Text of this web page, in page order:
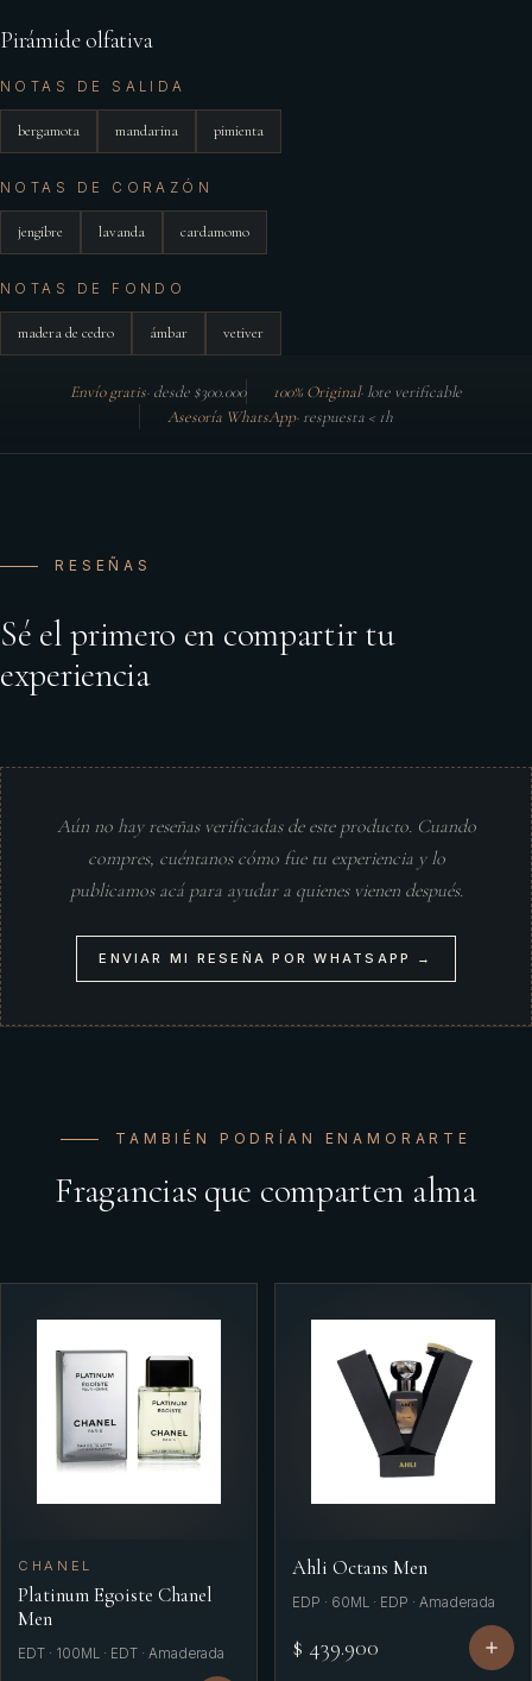
Pirámide olfativa
NOTAS DE SALIDA
bergamota mandarina pimienta
NOTAS DE CORAZÓN
jengibre lavanda cardamomo
NOTAS DE FONDO
madera de cedro ámbar vetiver
Envío gratis· desde $300.000 100% Original· lote verificable
Asesoría WhatsApp· respuesta < 1h
RESEÑAS
Sé el primero en compartir tu
experiencia
Aún no hay reseñas verificadas de este producto. Cuando
compres, cuéntanos cómo fue tu experiencia y lo
publicamos acá para ayudar a quienes vienen después.
ENVIAR MI RESEÑA POR WHATSAPP →
TAMBIÉN PODRÍAN ENAMORARTE
Fragancias que comparten alma
CHANEL
Platinum Egoiste Chanel
Men
EDT · 100ML · EDT · Amaderada
Ahli Octans Men
EDP · 60ML · EDP · Amaderada
$ 439.900